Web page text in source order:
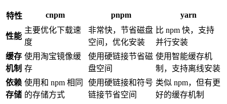
特性 cnpm pnpm yarn
性能
主要优化下载速
度
非常快，节省磁盘
空间，优化安装
比 npm 快，支持
并行安装
缓存
机制
使用淘宝镜像缓
存
使用硬链接节省磁
盘空间
使用智能缓存机
制，支持离线安装
依赖
存储
使用和 npm 相同
的存储方式
使用硬链接和符号
链接节省空间
类似 npm，但有更
好的缓存机制